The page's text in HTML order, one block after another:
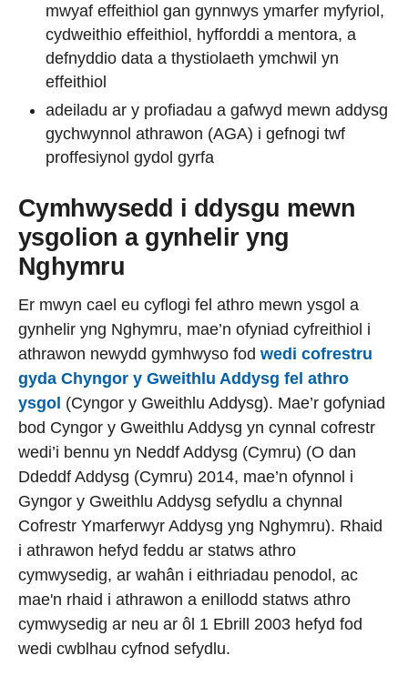
mwyaf effeithiol gan gynnwys ymarfer myfyriol,
cydweithio effeithiol, hyfforddi a mentora, a
defnyddio data a thystiolaeth ymchwil yn
effeithiol
adeiladu ar y profiadau a gafwyd mewn addysg
gychwynnol athrawon (AGA) i gefnogi twf
proffesiynol gydol gyrfa
Cymhwysedd i ddysgu mewn
ysgolion a gynhelir yng
Nghymru
Er mwyn cael eu cyflogi fel athro mewn ysgol a
gynhelir yng Nghymru, mae’n ofyniad cyfreithiol i
athrawon newydd gymhwyso fod wedi cofrestru
gyda Chyngor y Gweithlu Addysg fel athro
ysgol (Cyngor y Gweithlu Addysg). Mae’r gofyniad
bod Cyngor y Gweithlu Addysg yn cynnal cofrestr
wedi’i bennu yn Neddf Addysg (Cymru) (O dan
Ddeddf Addysg (Cymru) 2014, mae’n ofynnol i
Gyngor y Gweithlu Addysg sefydlu a chynnal
Cofrestr Ymarferwyr Addysg yng Nghymru). Rhaid
i athrawon hefyd feddu ar statws athro
cymwysedig, ar wahân i eithriadau penodol, ac
mae'n rhaid i athrawon a enillodd statws athro
cymwysedig ar neu ar ôl 1 Ebrill 2003 hefyd fod
wedi cwblhau cyfnod sefydlu.